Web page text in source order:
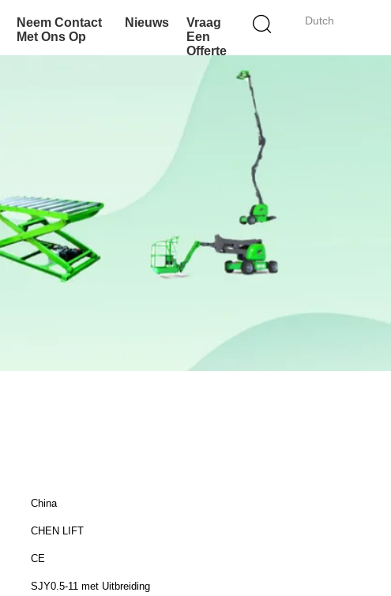
Dutch
Neem Contact
Met Ons Op
Nieuws
Vraag
Een
Offerte
China
CHEN LIFT
CE
SJY0.5-11 met Uitbreiding